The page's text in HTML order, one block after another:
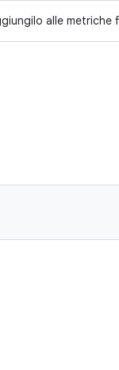
alle metriche